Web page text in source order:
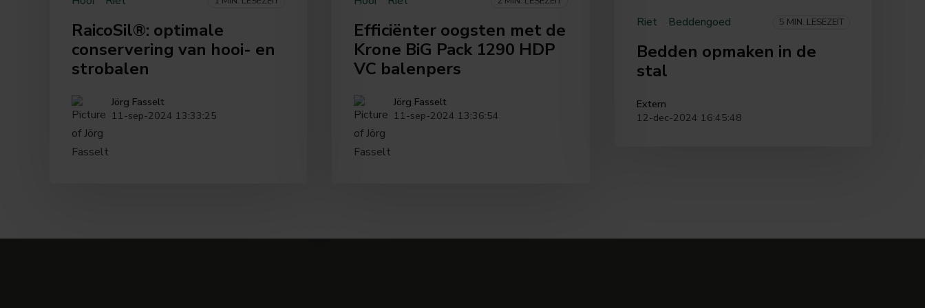
RaicoSil®: optimale
conservering van hooi- en
strobalen
Jörg Fasselt
11-sep-2024 13:33:25
Efficiënter oogsten met de
Krone BiG Pack 1290 HDP
VC balenpers
Jörg Fasselt
11-sep-2024 13:36:54
Riet Beddengoed 5 MIN. LESEZEIT
Bedden opmaken in de
stal
Extern
12-dec-2024 16:45:48